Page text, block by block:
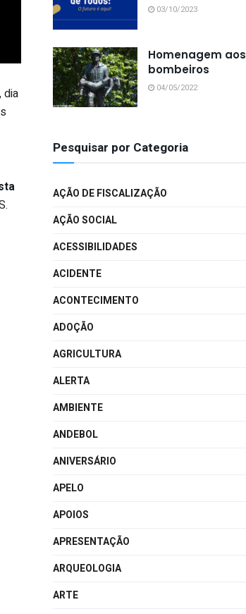
dia
03/10/2023
Homenagem aos
bombeiros
04/05/2022
Pesquisar por Categoria
AÇÃO DE FISCALIZAÇÃO
AÇÃO SOCIAL
ACESSIBILIDADES
ACIDENTE
ACONTECIMENTO
ADOÇÃO
AGRICULTURA
ALERTA
AMBIENTE
ANDEBOL
ANIVERSÁRIO
APELO
APOIOS
APRESENTAÇÃO
ARQUEOLOGIA
ARTE